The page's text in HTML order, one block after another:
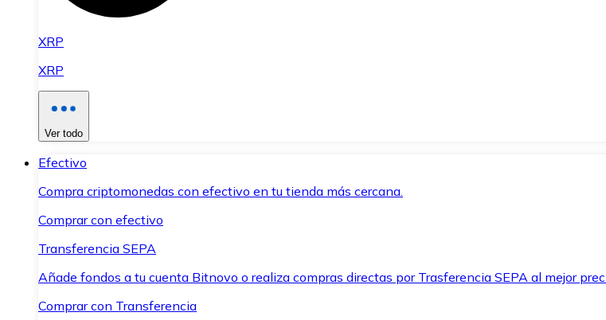
XRP
XRP
Ver todo
Efectivo
Compra criptomonedas con efectivo en tu tienda más cercana.
Comprar con efectivo
Transferencia SEPA
Añade fondos a tu cuenta Bitnovo o realiza compras directas por Trasferencia SEPA al mejor
Comprar con Transferencia